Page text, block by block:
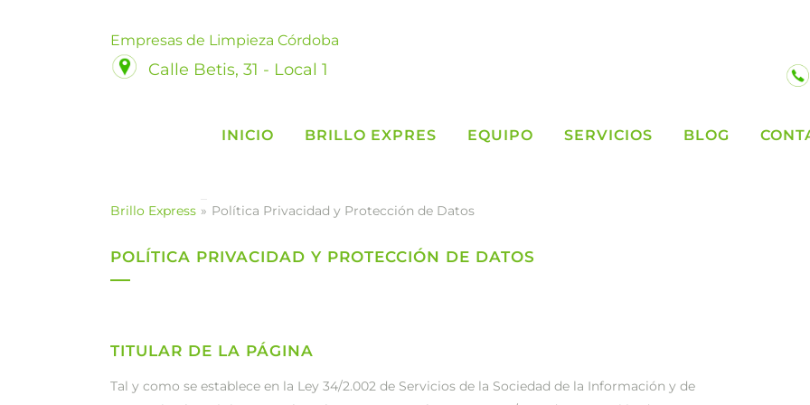
Empresas de Limpieza Córdoba
Calle Betis, 31 - Local 1
INICIO BRILLO EXPRES EQUIPO SERVICIOS BLOG
Brillo Express » Política Privacidad y Protección de Datos
POLÍTICA PRIVACIDAD Y PROTECCIÓN DE DATOS
TITULAR DE LA PÁGINA
Tal y como se establece en la Ley 34/2.002 de Servicios de la Sociedad de la Información y de